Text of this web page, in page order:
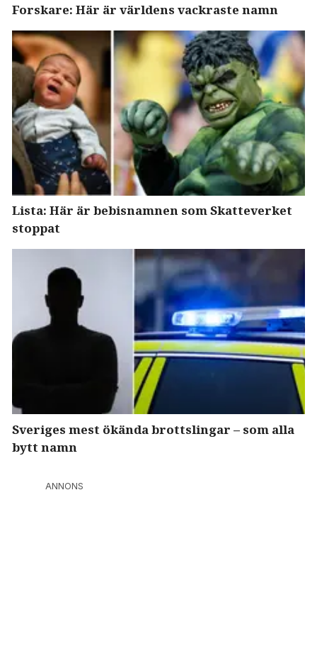
Forskare: Här är världens vackraste namn
Lista: Här är bebisnamnen som Skatteverket
stoppat
Sveriges mest ökända brottslingar – som alla
bytt namn
ANNONS